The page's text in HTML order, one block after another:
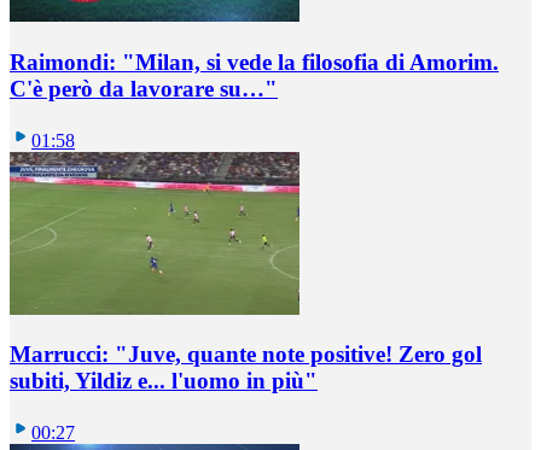
Raimondi: "Milan, si vede la filosofia di Amorim.
C'è però da lavorare su…"
01:58
Marrucci: "Juve, quante note positive! Zero gol
subiti, Yildiz e... l'uomo in più"
00:27